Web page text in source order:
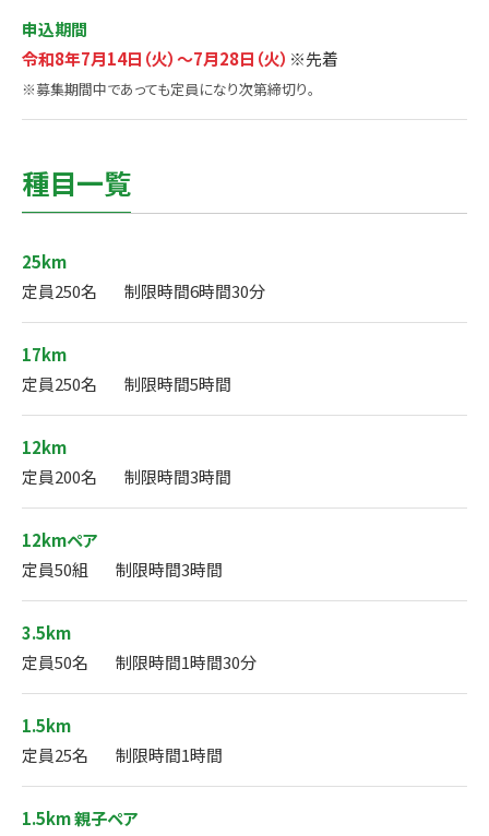
申込期間
令和8年7月14日（火）～7月28日（火） ※先着
※募集期間中であっても定員になり次第締切り。
種目一覧
25km
定員250名
制限時間6時間30分
17km
定員250名
制限時間5時間
12km
定員200名
制限時間3時間
12kmペア
定員50組
制限時間3時間
3.5km
定員50名
制限時間1時間30分
1.5km
定員25名
制限時間1時間
1.5km 親子ペア